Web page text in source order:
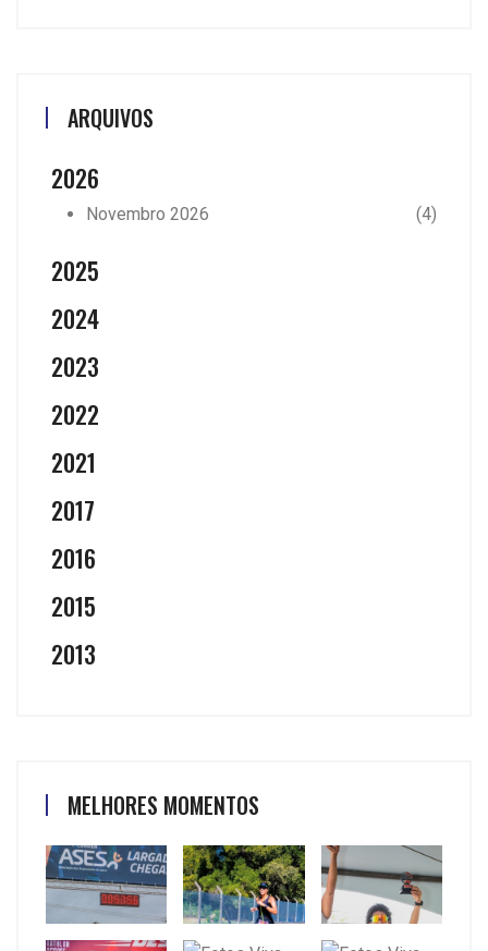
ARQUIVOS
2026
Novembro 2026 (4)
2025
2024
2023
2022
2021
2017
2016
2015
2013
MELHORES MOMENTOS